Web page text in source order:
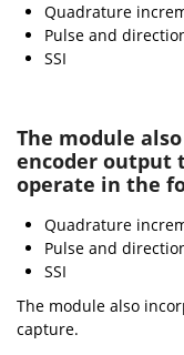
Quadrature
Pulse and
SSI
The module
encoder output
operate in the
Quadrature
Pulse and
SSI
The module also
capture.